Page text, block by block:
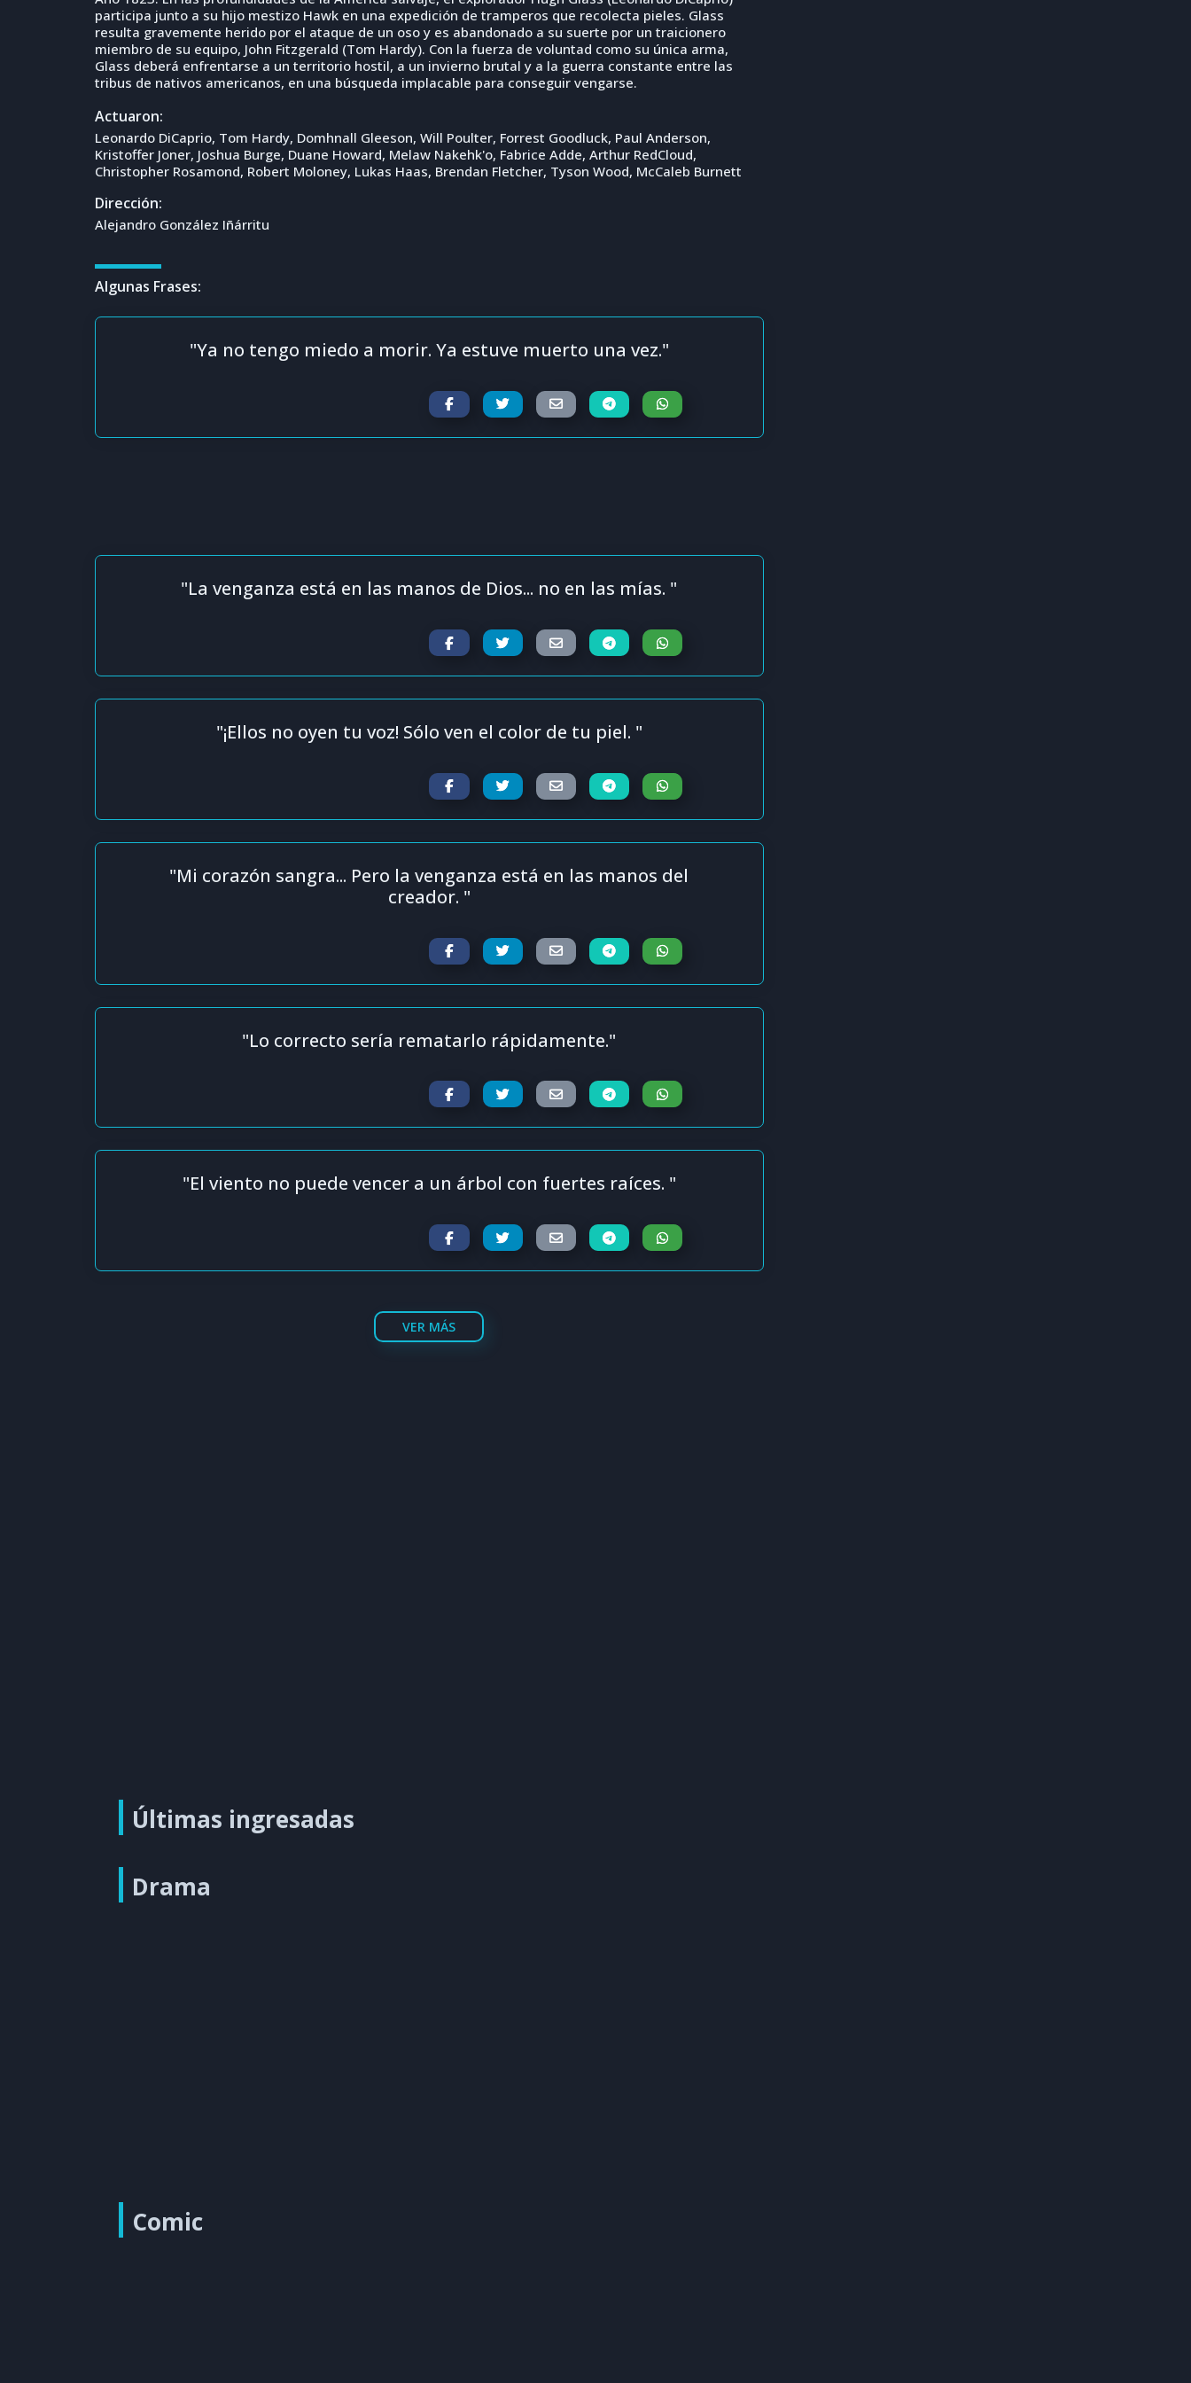
participa junto a su hijo mestizo Hawk en una expedición de tramperos que recolecta pieles. Glass
resulta gravemente herido por el ataque de un oso y es abandonado a su suerte por un traicionero
miembro de su equipo, John Fitzgerald (Tom Hardy). Con la fuerza de voluntad como su única arma,
Glass deberá enfrentarse a un territorio hostil, a un invierno brutal y a la guerra constante entre las
tribus de nativos americanos, en una búsqueda implacable para conseguir vengarse.
Actuaron:
Leonardo DiCaprio, Tom Hardy, Domhnall Gleeson, Will Poulter, Forrest Goodluck, Paul Anderson,
Kristoffer Joner, Joshua Burge, Duane Howard, Melaw Nakehk'o, Fabrice Adde, Arthur RedCloud,
Christopher Rosamond, Robert Moloney, Lukas Haas, Brendan Fletcher, Tyson Wood, McCaleb Burnett
Dirección:
Alejandro González Iñárritu
Algunas Frases:
"Ya no tengo miedo a morir. Ya estuve muerto una vez."
"La venganza está en las manos de Dios... no en las mías. "
"¡Ellos no oyen tu voz! Sólo ven el color de tu piel. "
"Mi corazón sangra... Pero la venganza está en las manos del
creador. "
"Lo correcto sería rematarlo rápidamente."
"El viento no puede vencer a un árbol con fuertes raíces. "
VER MÁS
Últimas ingresadas
Drama
Comic